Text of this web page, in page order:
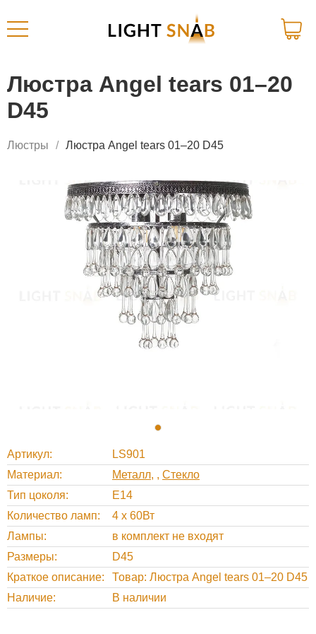
Люстра Angel tears 01–20
D45
Люстры Люстра Angel tears 01–20 D45
Артикул
LS901
Материал
Металл , Стекло
Тип цоколя
E14
Количество ламп
4 x 60Вт
Лампы
в комплект не входят
Размеры
D45
Краткое описание
Товар: Люстра Angel tears 01–20 D45
Наличие
В наличии